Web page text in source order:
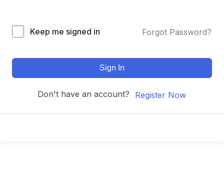
Keep me signed in Forgot Password?
Sign In
Don't have an account? Register Now